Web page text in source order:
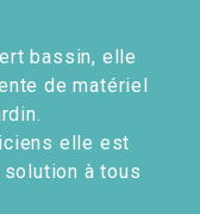
bassin, elle
de matériel
elle est
à tous